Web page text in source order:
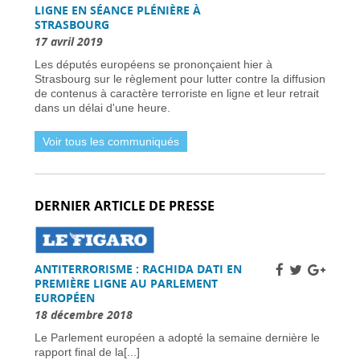
candidats - 31 mars 2026
Dernière chance pour les skieurs cette saison -
31 mars 2026
Vol Ryanair : des passagers bloqués en France
à cause des retards de l’EES -31 mars 2026
Air France-KLM augmente les tarifs long-
courrier face à la crise pétrolière du Moyen-
Orient -30 mars 2026
Nationaux britanniques à double nationalité:
défis de renouvellement de passeport dans le
L’extrême droite et la gauche enregistrent des
gains importants - 30 mars 2026
Sénat français approuve la loi sur l’ANPR pour
renforcer les moyens de lutte contre la
criminalité -29 mars 2026
Femme britannique disparue à Nîmes
retrouvée saine et sauve en Italie -
2026
Un chauffeur routier condamné à 11 700 €
d’amende en France pour fraude systématique
aux péages autoroutiers -29 mars 2026
LIGNE EN SÉANCE PLÉNIÈRE À
STRASBOURG
17 avril 2019
Les députés européens se prononçaient hier à
Strasbourg sur le règlement pour lutter contre la diffusion
de contenus à caractère terroriste en ligne et leur retrait
dans un délai d'une heure.
Voir tous les communiqués
DERNIER ARTICLE DE PRESSE
ANTITERRORISME : RACHIDA DATI EN
PREMIÈRE LIGNE AU PARLEMENT
EUROPÉEN
18 décembre 2018
Le Parlement européen a adopté la semaine dernière le
rapport final de la[...]